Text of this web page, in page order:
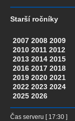
Starší ročníky
2007 2008 2009
2010 2011 2012
2013 2014 2015
2016 2017 2018
2019 2020 2021
2022 2023 2024
2025 2026
Čas serveru [ 17:30 ]